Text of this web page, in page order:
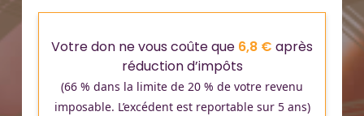
Votre don ne vous coûte que 6,8 € après
réduction d’impôts
(66 % dans la limite de 20 % de votre revenu
imposable. L’excédent est reportable sur 5 ans)